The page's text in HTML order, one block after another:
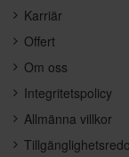
Karriär
Offert
Om oss
Integritetspolicy
Allmänna villkor